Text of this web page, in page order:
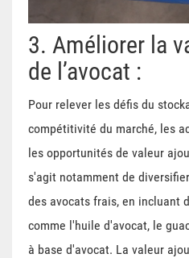
3. Améliorer la
de l’avocat :
Pour relever les défis du
compétitivité du marché, les
les opportunités de valeur
s'agit notamment de
des avocats frais, en incluant
comme l'huile d'avocat, le
à base d'avocat. La valeur